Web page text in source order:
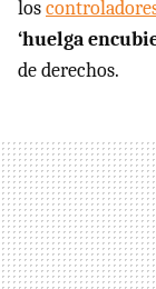
los
‘huelga
de derechos.